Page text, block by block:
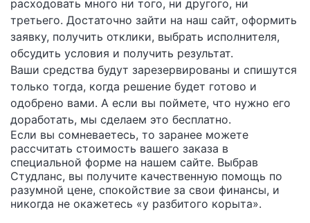
расходовать много ни того, ни другого, ни
третьего. Достаточно зайти на наш сайт, оформить
заявку, получить отклики, выбрать исполнителя,
обсудить условия и получить результат.
Ваши средства будут зарезервированы и спишутся
только тогда, когда решение будет готово и
одобрено вами. А если вы поймете, что нужно его
доработать, мы сделаем это бесплатно.
Если вы сомневаетесь, то заранее можете
рассчитать стоимость вашего заказа в
специальной форме на нашем сайте. Выбрав
Студланс, вы получите качественную помощь по
разумной цене, спокойствие за свои финансы, и
никогда не окажетесь «у разбитого корыта».